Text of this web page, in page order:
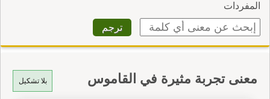
المفردات
بلا تشكيل معنى تجربة مثيرة في القاموس